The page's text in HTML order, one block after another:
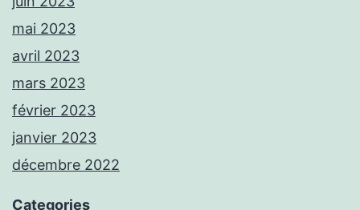
mai 2023
avril 2023
mars 2023
février 2023
janvier 2023
décembre 2022
Categories